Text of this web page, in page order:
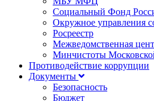
Социальный Фонд
Окружное управления
Росреестр
Межведомственная
Минчистоты
Противодействие коррупции
Документы
Безопасность
Бюджет